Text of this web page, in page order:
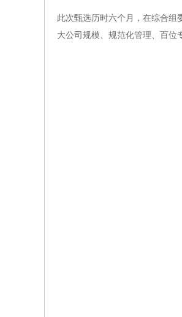
此次甄选历时六个月，在综合组
大公司规模、规范化管理、百位